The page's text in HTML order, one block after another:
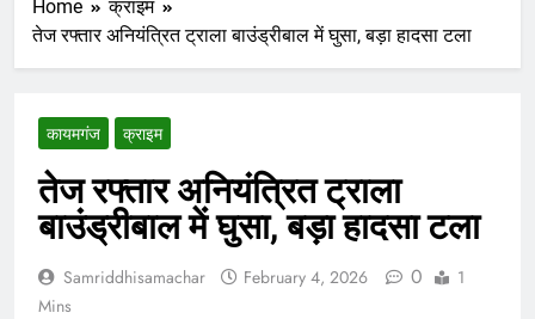
Home
क्राइम
तेज रफ्तार अनियंत्रित ट्राला बाउंड्रीबाल में घुसा, बड़ा हादसा टला
कायमगंज क्राइम
तेज रफ्तार अनियंत्रित ट्राला
बाउंड्रीबाल में घुसा, बड़ा हादसा टला
Samriddhisamachar February 4, 2026 0
1
Mins